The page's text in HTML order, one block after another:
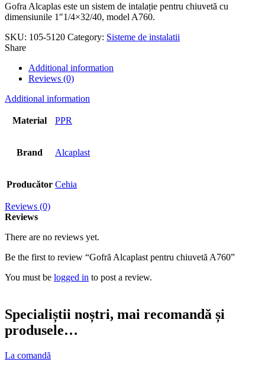
Gofra Alcaplas este un sistem de intalație pentru chiuvetă cu
dimensiunile 1″1/4×32/40, model A760.
SKU: 105-5120 Category: Sisteme de instalatii
Share
Additional information
Reviews (0)
Additional information
Material PPR
Brand Alcaplast
Producător Cehia
Reviews (0)
Reviews
There are no reviews yet.
Be the first to review “Gofră Alcaplast pentru chiuvetă A760”
You must be logged in to post a review.
Specialiștii noștri, mai recomandă și
produsele…
La comandă